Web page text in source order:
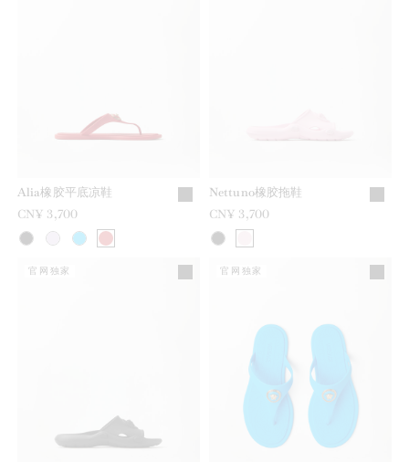
Alia橡胶平底凉鞋
CN¥ 3,700
Nettuno橡胶拖鞋
CN¥ 3,700
官网独家 官网独家